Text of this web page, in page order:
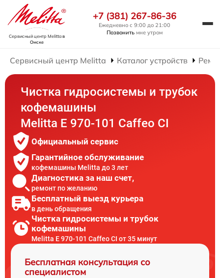
Сервисный центр Melittaв
Омске
+7 (381) 267-86-36
Ежедневно с 9:00 до 21:00
Позвонить мне утром
Сервисный центр Melitta Каталог устройств
Чистка гидросистемы и трубок
кофемашины
Melitta Е 970-101 Caffeo CI
Официальный сервис
Гарантийное обслуживание
кофемашины Melitta до 3 лет
Диагностика за наш счет,
ремонт по желанию
Бесплатный выезд курьера
в день обращения
Чистка гидросистемы и трубок
кофемашины
Melitta Е 970-101 Caffeo CI от 35 минут
Бесплатная консультация со
специалистом